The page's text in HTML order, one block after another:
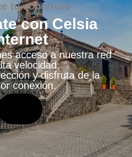
tu cobertura
con Celsia
acceso a nuestra red
velocidad.
y disfruta de la
conexión.